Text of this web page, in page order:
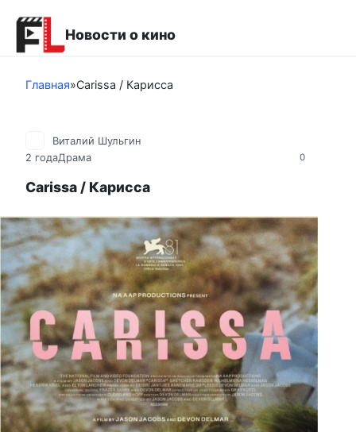
контенту
Новости о кино
Главная»Carissa / Карисса
0
Виталий Шульгин
2 годаДрама
Carissa / Карисса